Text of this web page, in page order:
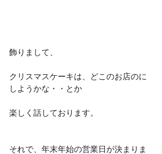
飾りまして、
クリスマスケーキは、どこのお店のに
しようかな・・とか
楽しく話しております。
それで、年末年始の営業日が決まりま